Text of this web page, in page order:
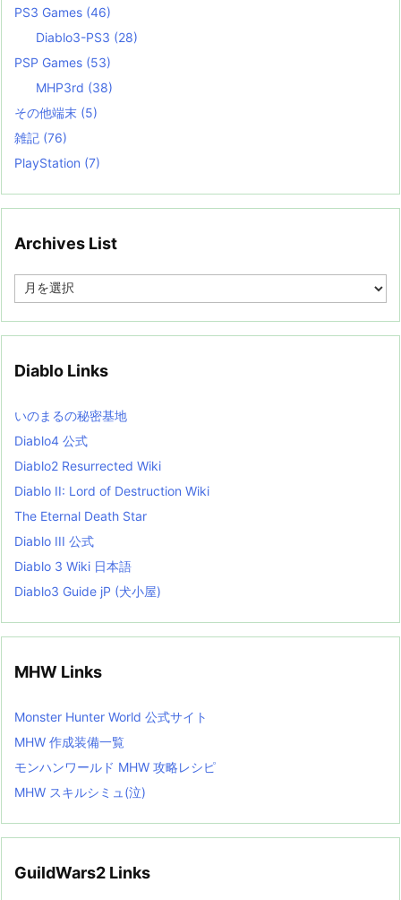
PS3 Games (46)
Diablo3-PS3 (28)
PSP Games (53)
MHP3rd (38)
その他端末 (5)
雑記 (76)
PlayStation (7)
Archives List
e
i
s
t
Diablo Links
いのまるの秘密基地
Diablo4 公式
Diablo2 Resurrected Wiki
Diablo II: Lord of Destruction Wiki
The Eternal Death Star
Diablo III 公式
Diablo 3 Wiki 日本語
Diablo3 Guide jP (犬小屋)
MHW Links
Monster Hunter World 公式サイト
MHW 作成装備一覧
モンハンワールド MHW 攻略レシピ
MHW スキルシミュ(泣)
GuildWars2 Links